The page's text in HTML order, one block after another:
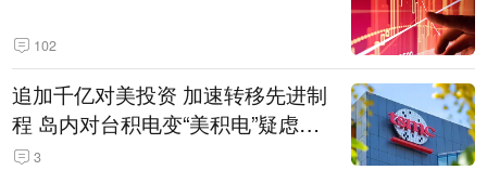
102
追加千亿对美投资 加速转移先进制
程 岛内对台积电变“美积电”疑虑担
忧加剧
3